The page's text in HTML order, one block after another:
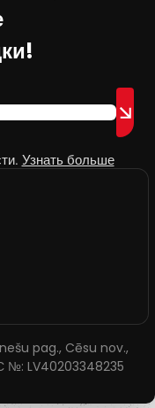
Узнать больше
pag., Cēsu nov.,
№: LV40203348235